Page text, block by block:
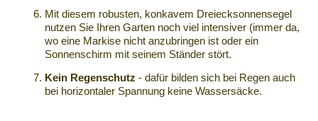
Mit diesem robusten, konkavem Dreiecksonnensegel
nutzen Sie Ihren Garten noch viel intensiver (immer da,
wo eine Markise nicht anzubringen ist oder ein
Sonnenschirm mit seinem Ständer stört.
Kein Regenschutz - dafür bilden sich bei Regen auch
bei horizontaler Spannung keine Wassersäcke.